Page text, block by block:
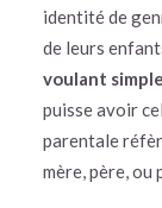
English
identité de
de leurs
voulant
puisse avoir
parentale
mère, père,